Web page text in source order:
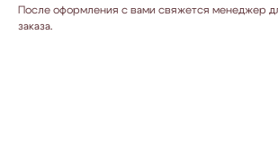
После оформления с вами свяжется менеджер
заказа.